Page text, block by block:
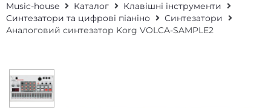
Music-house Каталог
Клавішні інструменти
Синтезатори та цифрові піаніно
Синтезатори
Аналоговий синтезатор Korg VOLCA-SAMPLE2